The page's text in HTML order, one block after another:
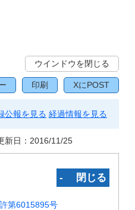
ウインドウを閉じる
印刷 XにPOST
公報を見る 経過情報を見る
新日： 2016/11/25
‐ 閉じる
第6015895号